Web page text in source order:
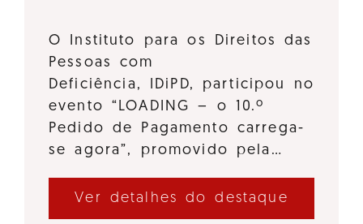
O Instituto para os Direitos das
Pessoas com
Deficiência, IDiPD, participou no
evento “LOADING – o 10.º
Pedido de Pagamento carrega-
se agora”, promovido pela…
Ver detalhes do destaque